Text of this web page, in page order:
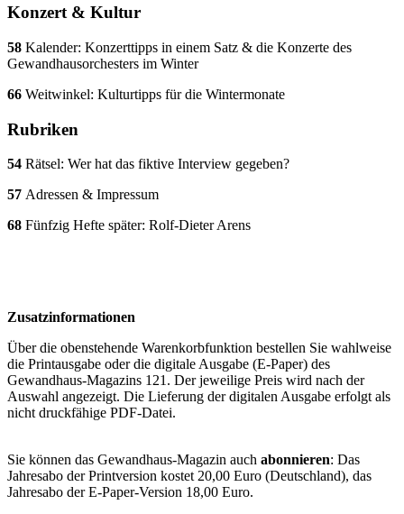
Konzert & Kultur
58 Kalender: Konzerttipps in einem Satz & die Konzerte des
Gewandhausorchesters im Winter
66 Weitwinkel: Kulturtipps für die Wintermonate
Rubriken
54 Rätsel: Wer hat das fiktive Interview gegeben?
57 Adressen & Impressum
68 Fünfzig Hefte später: Rolf-Dieter Arens
Zusatzinformationen
Über die obenstehende Warenkorbfunktion bestellen Sie wahlweise
die Printausgabe oder die digitale Ausgabe (E-Paper) des
Gewandhaus-Magazins 121. Der jeweilige Preis wird nach der
Auswahl angezeigt. Die Lieferung der digitalen Ausgabe erfolgt als
nicht druckfähige PDF-Datei.
Sie können das Gewandhaus-Magazin auch abonnieren: Das
Jahresabo der Printversion kostet 20,00 Euro (Deutschland), das
Jahresabo der E-Paper-Version 18,00 Euro.